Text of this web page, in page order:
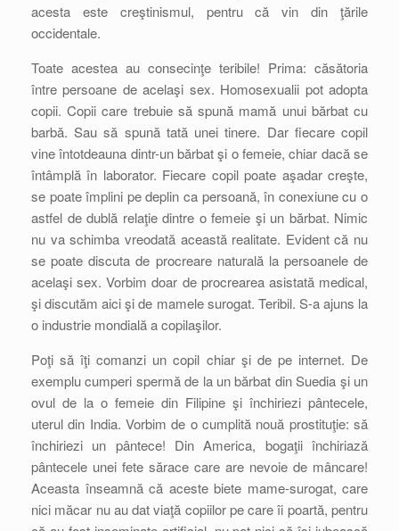
acesta este creştinismul, pentru că vin din ţările
occidentale.
Toate acestea au consecinţe teribile! Prima: căsătoria
între persoane de acelaşi sex. Homosexualii pot adopta
copii. Copii care trebuie să spună mamă unui bărbat cu
barbă. Sau să spună tată unei tinere. Dar fiecare copil
vine întotdeauna dintr-un bărbat şi o femeie, chiar dacă se
întâmplă în laborator. Fiecare copil poate aşadar creşte,
se poate împlini pe deplin ca persoană, în conexiune cu o
astfel de dublă relaţie dintre o femeie şi un bărbat. Nimic
nu va schimba vreodată această realitate. Evident că nu
se poate discuta de procreare naturală la persoanele de
acelaşi sex. Vorbim doar de procrearea asistată medical,
şi discutăm aici şi de mamele surogat. Teribil. S-a ajuns la
o industrie mondială a copilaşilor.
Poţi să îţi comanzi un copil chiar şi de pe internet. De
exemplu cumperi spermă de la un bărbat din Suedia şi un
ovul de la o femeie din Filipine şi închiriezi pântecele,
uterul din India. Vorbim de o cumplită nouă prostituţie: să
închiriezi un pântece! Din America, bogaţii închiriază
pântecele unei fete sărace care are nevoie de mâncare!
Aceasta înseamnă că aceste biete mame-surogat, care
nici măcar nu au dat viaţă copiilor pe care îi poartă, pentru